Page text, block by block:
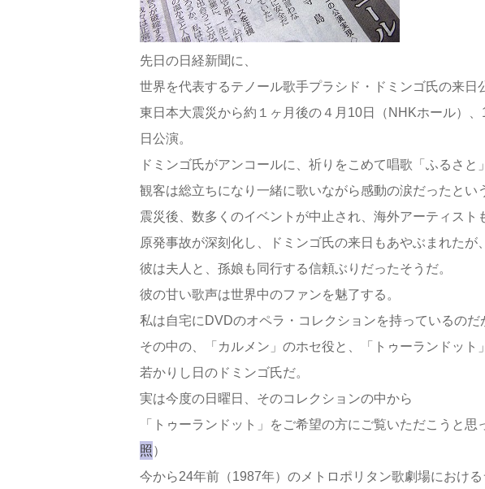
先日の日経新聞に、
世界を代表するテノール歌手プラシド・ドミンゴ氏の来日
東日本大震災から約１ヶ月後の４月10日（NHKホール）
日公演。
ドミンゴ氏がアンコールに、祈りをこめて唱歌「ふるさと
観客は総立ちになり一緒に歌いながら感動の涙だったとい
震災後、数多くのイベントが中止され、海外アーティスト
原発事故が深刻化し、ドミンゴ氏の来日もあやぶまれたが、
彼は夫人と、孫娘も同行する信頼ぶりだったそうだ。
彼の甘い歌声は世界中のファンを魅了する。
私は自宅にDVDのオペラ・コレクションを持っているのだ
その中の、「カルメン」のホセ役と、「トゥーランドット
若かりし日のドミンゴ氏だ。
実は今度の日曜日、そのコレクションの中から
「トゥーランドット」をご希望の方にご覧いただこうと思
照 ）
今から24年前（1987年）のメトロポリタン歌劇場における